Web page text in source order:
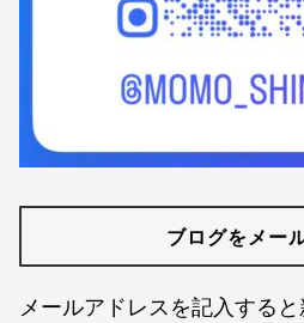
ブログをメー
メールアドレスを記入する